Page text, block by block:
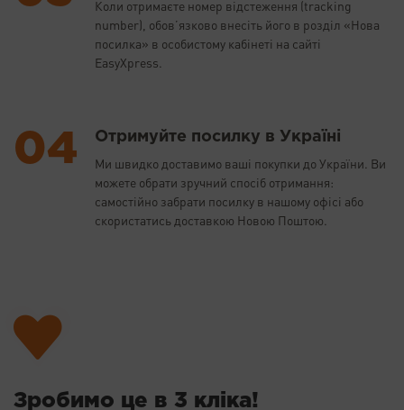
Коли отримаєте номер відстеження (tracking
number), обов’язково внесіть його в розділ «Нова
посилка» в особистому кабінеті на сайті
EasyXpress.
Отримуйте посилку в Україні
Ми швидко доставимо ваші покупки до України. Ви
можете обрати зручний спосіб отримання:
самостійно забрати посилку в нашому офісі або
скористатись доставкою Новою Поштою.
Зробимо це в 3 кліка!